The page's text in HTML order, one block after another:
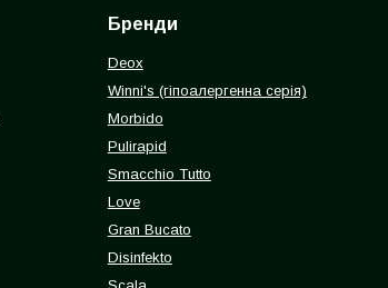
Бренди
Deox
Winni's (гіпоалергенна серія)
Morbido
Pulirapid
Smacchio Tutto
Love
Gran Bucato
Disinfekto